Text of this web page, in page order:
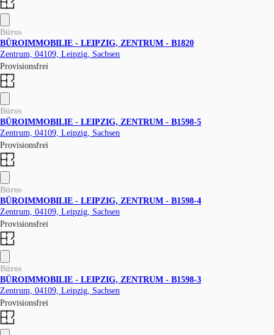
Büros
BÜROIMMOBILIE - LEIPZIG, ZENTRUM - B1820
Zentrum, 04109, Leipzig, Sachsen
Provisionsfrei
Büros
BÜROIMMOBILIE - LEIPZIG, ZENTRUM - B1598-5
Zentrum, 04109, Leipzig, Sachsen
Provisionsfrei
Büros
BÜROIMMOBILIE - LEIPZIG, ZENTRUM - B1598-4
Zentrum, 04109, Leipzig, Sachsen
Provisionsfrei
Büros
BÜROIMMOBILIE - LEIPZIG, ZENTRUM - B1598-3
Zentrum, 04109, Leipzig, Sachsen
Provisionsfrei